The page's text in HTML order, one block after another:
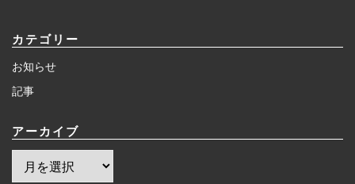
カテゴリー
お知らせ
記事
アーカイブ